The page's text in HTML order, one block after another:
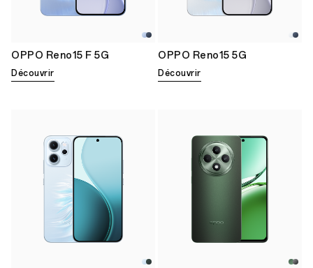
OPPO Reno15 F 5G
Découvrir
OPPO Reno15 5G
Découvrir